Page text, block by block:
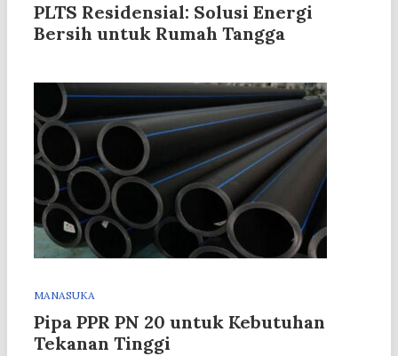
PLTS Residensial: Solusi Energi
Bersih untuk Rumah Tangga
MANASUKA
Pipa PPR PN 20 untuk Kebutuhan
Tekanan Tinggi